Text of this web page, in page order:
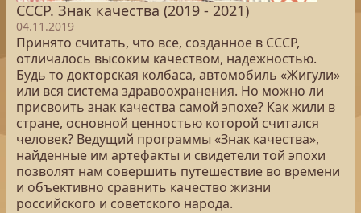
СССР. Знак качества (2019 - 2021)
04.11.2019
Принято считать, что все, созданное в СССР,
отличалось высоким качеством, надежностью.
Будь то докторская колбаса, автомобиль «Жигули»
или вся система здравоохранения. Но можно ли
присвоить знак качества самой эпохе? Как жили в
стране, основной ценностью которой считался
человек? Ведущий программы «Знак качества»,
найденные им артефакты и свидетели той эпохи
позволят нам совершить путешествие во времени
и объективно сравнить качество жизни
российского и советского народа.